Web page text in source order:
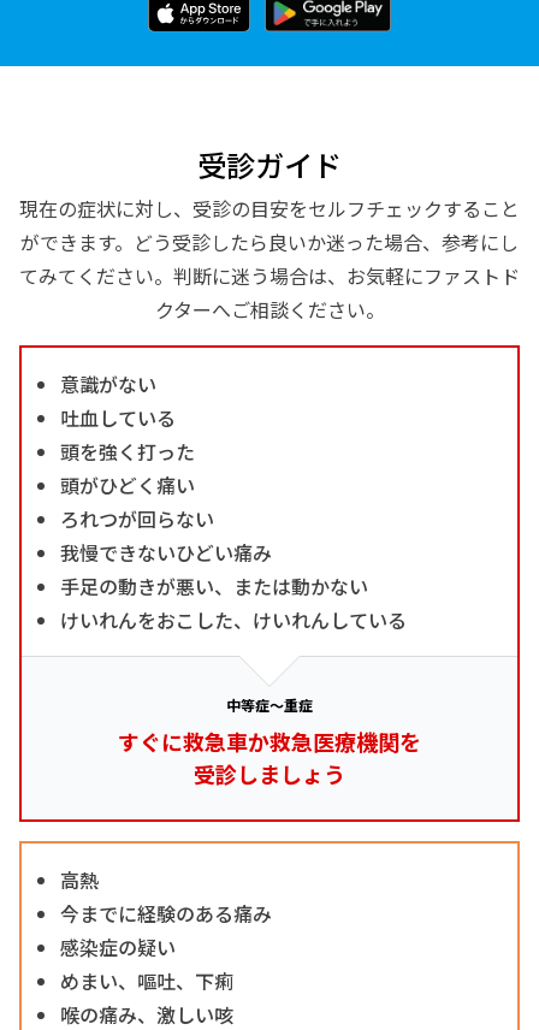
受診ガイド
現在の症状に対し、受診の目安をセルフチェックすること
ができます。どう受診したら良いか迷った場合、参考にし
てみてください。判断に迷う場合は、お気軽にファストド
クターへご相談ください。
意識がない
吐血している
頭を強く打った
頭がひどく痛い
ろれつが回らない
我慢できないひどい痛み
手足の動きが悪い、または動かない
けいれんをおこした、けいれんしている
中等症～重症
すぐに救急車か救急医療機関を
受診しましょう
高熱
今までに経験のある痛み
感染症の疑い
めまい、嘔吐、下痢
喉の痛み、激しい咳